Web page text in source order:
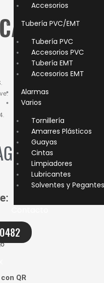
Accesorios
Tubería PVC/EMT
Tubería PVC
Accesorios PVC
Tubería EMT
Accesorios EMT
Alarmas
Varios
Tornillería
Amarres Plásticos
Guayas
Cintas
Limpiadores
Lubricantes
Solventes y Pegantes
QR